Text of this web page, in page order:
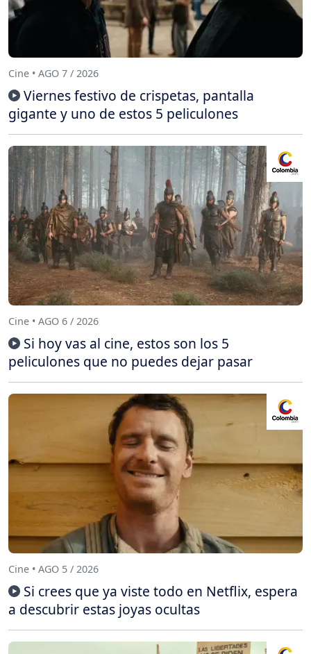
Cine • AGO 7 / 2026
Viernes festivo de crispetas, pantalla
gigante y uno de estos 5 peliculones
Cine • AGO 6 / 2026
Si hoy vas al cine, estos son los 5
peliculones que no puedes dejar pasar
Cine • AGO 5 / 2026
Si crees que ya viste todo en Netflix, espera
a descubrir estas joyas ocultas